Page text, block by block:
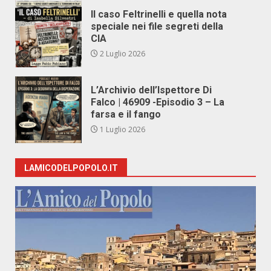
Il caso Feltrinelli e quella nota
speciale nei file segreti della
CIA
2 Luglio 2026
L’Archivio dell’Ispettore Di
Falco | 46909 -Episodio 3 – La
farsa e il fango
1 Luglio 2026
LAMICODELPOPOLO.IT